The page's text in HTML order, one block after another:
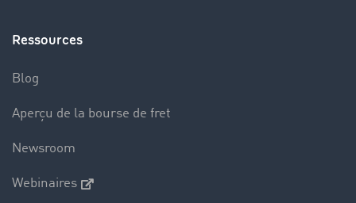
Ressources
Blog
Aperçu de la bourse de fret
Newsroom
Webinaires